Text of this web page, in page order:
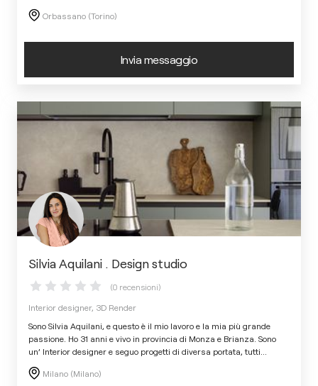
Orbassano (Torino)
Invia messaggio
Silvia Aquilani . Design studio
(0 recensioni)
Interior designer, 3D Render
Sono Silvia Aquilani, e questo è il mio lavoro e la mia più grande
passione. Ho 31 anni e vivo in provincia di Monza e Brianza. Sono
un’ Interior designer e seguo progetti di diversa portata, tutti
Milano (Milano)